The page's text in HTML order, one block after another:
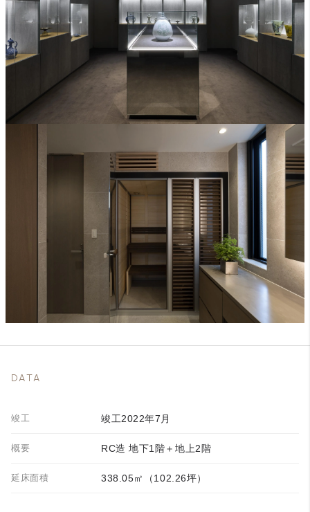
DATA
竣工 竣工2022年7月
概要 RC造 地下1階＋地上2階
延床面積 338.05㎡（102.26坪）